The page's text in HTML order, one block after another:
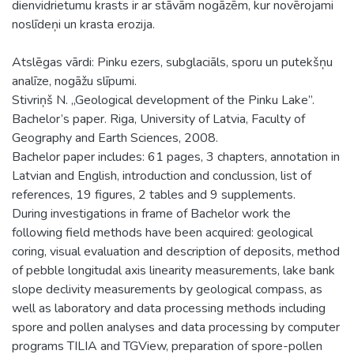
dienvidrietumu krasts ir ar stāvām nogāzēm, kur novērojami
noslīdeņi un krasta erozija.
Atslēgas vārdi: Pinku ezers, subglaciāls, sporu un putekšņu
analīze, nogāžu slīpumi.
Stivriņš N. „Geological development of the Pinku Lake”.
Bachelor’s paper. Riga, University of Latvia, Faculty of
Geography and Earth Sciences, 2008.
Bachelor paper includes: 61 pages, 3 chapters, annotation in
Latvian and English, introduction and conclussion, list of
references, 19 figures, 2 tables and 9 supplements.
During investigations in frame of Bachelor work the
following field methods have been acquired: geological
coring, visual evaluation and description of deposits, method
of pebble longitudal axis linearity measurements, lake bank
slope declivity measurements by geological compass, as
well as laboratory and data processing methods including
spore and pollen analyses and data processing by computer
programs TILIA and TGView, preparation of spore-pollen